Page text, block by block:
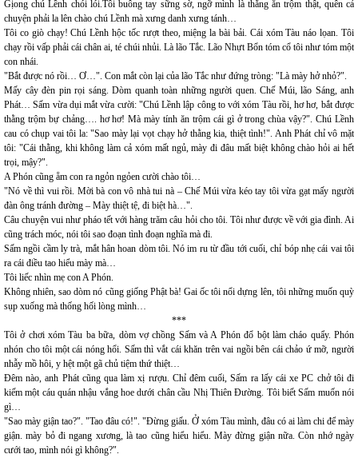
Gịong chú Lềnh chói lói.Tôi buông tay sững sờ, ngỡ mình là thằng ăn trộm thật, quên cả
chuyện phải la lên chào chú Lềnh mà xưng danh xưng tánh…
Tôi co giò chạy! Chú Lềnh hộc tốc rượt theo, miệng la bài bải. Cái xóm Tàu náo lọan. Tôi
chạy rồi vấp phải cái chân ai, té chúi nhủi. Là lão Tắc. Lão Nhựt Bổn tóm cổ tôi như tóm một
con nhái.
"Bắt được nó rồi… Ơ…". Con mắt còn lại của lão Tắc như đứng tròng: "Là mày hở nhỏ?".
Mấy cây đèn pin rọi sáng. Dòm quanh toàn những người quen. Chế Múi, lão Sáng, anh
Phát… Sấm vừa dụi mắt vừa cười: "Chú Lềnh lập công to với xóm Tàu rồi, hơ hơ, bắt được
thằng trộm bự chảng…. hơ hơ! Mà mày tính ăn trộm cái gì ở trong chùa vậy?". Chú Lềnh
cau có chụp vai tôi la: "Sao mày lại vọt chạy hở thằng kia, thiệt tình!". Anh Phát chỉ vô mặt
tôi: "Cái thằng, khi không làm cả xóm mất ngủ, mày đi đâu mất biệt không chào hỏi ai hết
trọi, mậy?".
A Phón cũng ẵm con ra ngỏn ngỏen cười chào tôi…
"Nó về thì vui rồi. Mời bà con vô nhà tui nà – Chế Múi vừa kéo tay tôi vừa gạt mấy người
đàn ông tránh đường – Mày thiệt tệ, đi biệt hà…".
Câu chuyện vui như pháo tết với hàng trăm câu hỏi cho tôi. Tôi như được về với gia đình. Ai
cũng trách móc, nói tôi sao đoạn tình đoạn nghĩa mà đi.
Sấm ngồi cầm ly trà, mắt hân hoan dòm tôi. Nó im ru từ đầu tới cuối, chỉ bóp nhẹ cái vai tôi
ra cái điều tao hiểu mày mà…
Tôi liếc nhìn mẹ con A Phón.
Không nhiên, sao dòm nó cũng giống Phật bà! Gai ốc tôi nổi dựng lên, tôi những muốn quỳ
sụp xuống mà thống hối lòng mình…
***
Tôi ở chơi xóm Tàu ba bữa, dòm vợ chồng Sấm và A Phón đổ bột làm cháo quẩy. Phón
nhón cho tôi một cái nóng hổi. Sấm thì vắt cái khăn trên vai ngồi bên cái chảo ứ mỡ, người
nhẫy mồ hôi, y hệt một gã chủ tiệm thứ thiệt…
Đêm nào, anh Phát cũng qua làm xị rượu. Chỉ đêm cuối, Sấm ra lấy cái xe PC chở tôi đi
kiếm một cáu quán nhậu vắng hoe dưới chân cầu Nhị Thiên Đường. Tôi biết Sấm muốn nói
gì…
"Sao mày giận tao?". "Tao đâu có!". "Đừng giấu. Ở xóm Tàu mình, đâu có ai làm chi để mày
giận. mày bỏ đi ngang xương, là tao cũng hiểu hiểu. Mày đừng giận nữa. Còn nhớ ngày
cưới tao, mình nói gì không?".